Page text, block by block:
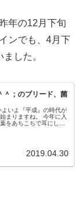
年の12月下旬
ンでも、4月下
した。
＾；のブリード、菌
いよ『平成』の時代が
まりますね。 今年に入
をあちこちで耳にし見
2019.04.30